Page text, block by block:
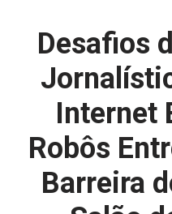
Desafios
Internet
Robôs
Barreira